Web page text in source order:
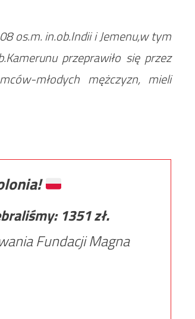
os.m. in.ob.Indii i Jemenu,w tym
przeprawiło się przez
młodych mężczyzn, mieli
1351zł.
Fundacji Magna